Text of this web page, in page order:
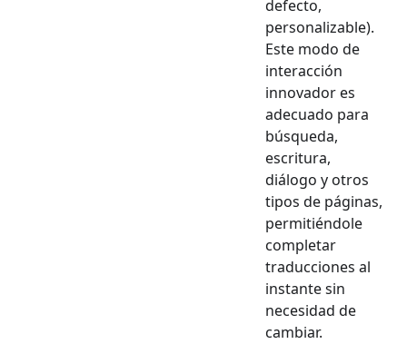
defecto,
personalizable).
Este modo de
interacción
innovador es
adecuado para
búsqueda,
escritura,
diálogo y otros
tipos de páginas,
permitiéndole
completar
traducciones al
instante sin
necesidad de
cambiar.